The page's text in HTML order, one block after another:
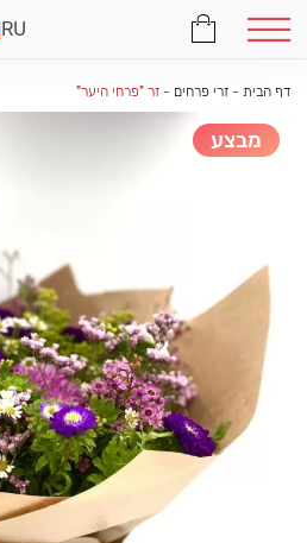
דף הבית - זרי פרחים - זר "פרחי היער"
מבצע
RU